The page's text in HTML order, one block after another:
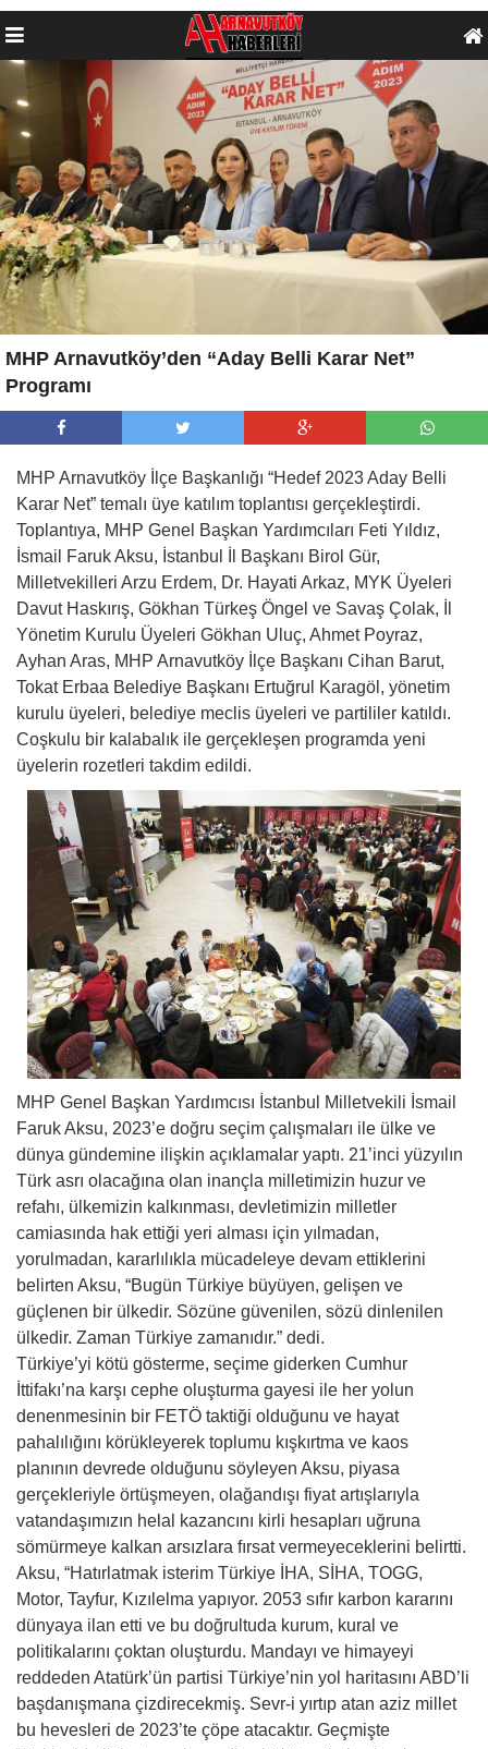
MHP Arnavutköy’den “Aday Belli Karar Net”
Programı
MHP Arnavutköy İlçe Başkanlığı “Hedef 2023 Aday Belli
Karar Net” temalı üye katılım toplantısı gerçekleştirdi.
Toplantıya, MHP Genel Başkan Yardımcıları Feti Yıldız,
İsmail Faruk Aksu, İstanbul İl Başkanı Birol Gür,
Milletvekilleri Arzu Erdem, Dr. Hayati Arkaz, MYK Üyeleri
Davut Haskırış, Gökhan Türkeş Öngel ve Savaş Çolak, İl
Yönetim Kurulu Üyeleri Gökhan Uluç, Ahmet Poyraz,
Ayhan Aras, MHP Arnavutköy İlçe Başkanı Cihan Barut,
Tokat Erbaa Belediye Başkanı Ertuğrul Karagöl, yönetim
kurulu üyeleri, belediye meclis üyeleri ve partililer katıldı.
Coşkulu bir kalabalık ile gerçekleşen programda yeni
üyelerin rozetleri takdim edildi.
MHP Genel Başkan Yardımcısı İstanbul Milletvekili İsmail
Faruk Aksu, 2023’e doğru seçim çalışmaları ile ülke ve
dünya gündemine ilişkin açıklamalar yaptı. 21’inci yüzyılın
Türk asrı olacağına olan inançla milletimizin huzur ve
refahı, ülkemizin kalkınması, devletimizin milletler
camiasında hak ettiği yeri alması için yılmadan,
yorulmadan, kararlılıkla mücadeleye devam ettiklerini
belirten Aksu, “Bugün Türkiye büyüyen, gelişen ve
güçlenen bir ülkedir. Sözüne güvenilen, sözü dinlenilen
ülkedir. Zaman Türkiye zamanıdır.” dedi.
Türkiye’yi kötü gösterme, seçime giderken Cumhur
İttifakı’na karşı cephe oluşturma gayesi ile her yolun
denenmesinin bir FETÖ taktiği olduğunu ve hayat
pahalılığını körükleyerek toplumu kışkırtma ve kaos
planının devrede olduğunu söyleyen Aksu, piyasa
gerçekleriyle örtüşmeyen, olağandışı fiyat artışlarıyla
vatandaşımızın helal kazancını kirli hesapları uğruna
sömürmeye kalkan arsızlara fırsat vermeyeceklerini belirtti.
Aksu, “Hatırlatmak isterim Türkiye İHA, SİHA, TOGG,
Motor, Tayfur, Kızılelma yapıyor. 2053 sıfır karbon kararını
dünyaya ilan etti ve bu doğrultuda kurum, kural ve
politikalarını çoktan oluşturdu. Mandayı ve himayeyi
reddeden Atatürk’ün partisi Türkiye’nin yol haritasını ABD’li
başdanışmana çizdirecekmiş. Sevr-i yırtıp atan aziz millet
bu hevesleri de 2023’te çöpe atacaktır. Geçmişte